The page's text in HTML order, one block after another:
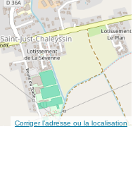
Corriger l’adresse ou la localisation